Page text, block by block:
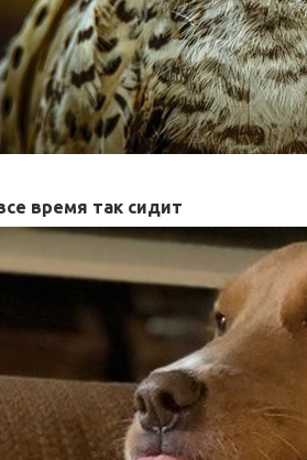
время так сидит